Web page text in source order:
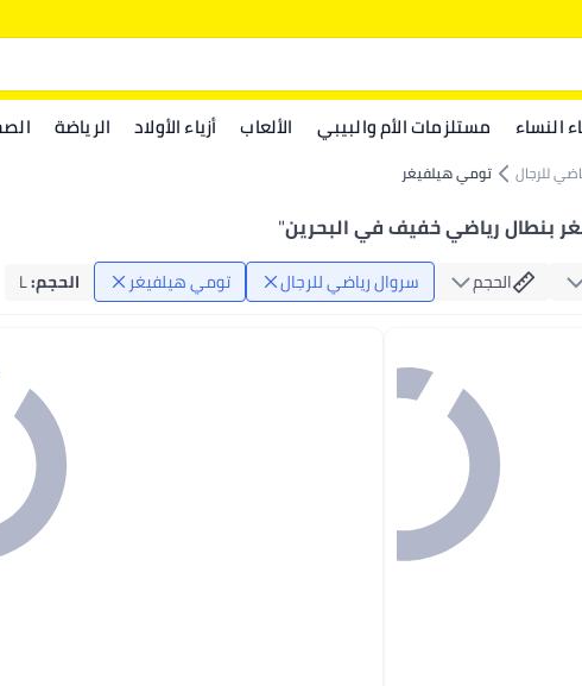
النساء مستلزمات الأم والبيبي الألعاب أزياء الأولاد الرياضة
للرجال تومي هيلفيغر
بنطال رياضي خفيف في البحرين"
الحجم سروال رياضي للرجال تومي هيلفيغر الحجم:
L